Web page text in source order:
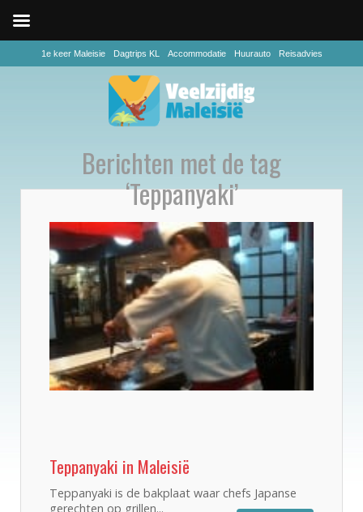
1e keer Maleisie Dagtrips KL Accommodatie Huurauto Reisadvies
Berichten met de tag
‘Teppanyaki’
Teppanyaki in Maleisië
Teppanyaki is de bakplaat waar chefs Japanse
gerechten op grillen...